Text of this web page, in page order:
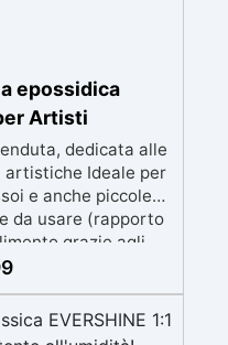
epossidica
Artisti
dedicata alle
artistiche Ideale per
e anche piccole
da usare (rapporto
grazie agli
: non cola via,
superficie lucida e